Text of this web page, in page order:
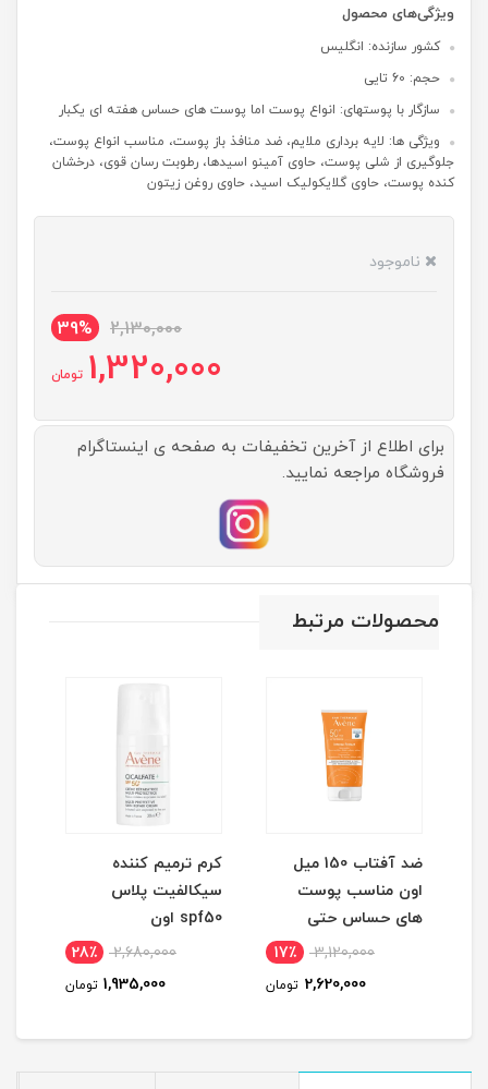
ویژگی‌های محصول
کشور سازنده: انگلیس
حجم: 60 تایی
سازگار با پوستهای: انواع پوست اما پوست های حساس هفته ای یکبار
ویژگی ها: لایه برداری ملایم، ضد منافذ باز پوست، مناسب انواع پوست،
جلوگیری از شلی پوست، حاوی آمینو اسیدها، رطوبت رسان قوی، درخشان
کنده پوست، حاوی گلایکولیک اسید، حاوی روغن زیتون
ناموجود
2,130,000
39%
1,320,000 تومان
برای اطلاع از آخرین تخفیفات به صفحه ی اینستاگرام
فروشگاه مراجعه نمایید.
محصولات مرتبط
ضد آفتاب 150 میل
اون مناسب پوست
های حساس حتی
3,120,000 17٪
2,620,000 تومان
کرم ترمیم کننده
سیکالفیت پلاس
spf50 اون
2,680,000 28٪
1,935,000 تومان